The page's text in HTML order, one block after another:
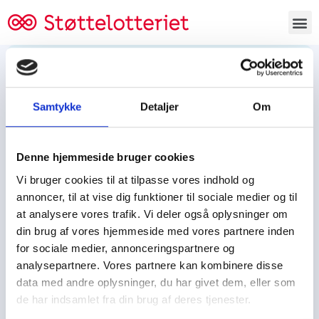
Samtykke Detaljer Om
Denne hjemmeside bruger cookies
Vi bruger cookies til at tilpasse vores indhold og
annoncer, til at vise dig funktioner til sociale medier og til
at analysere vores trafik. Vi deler også oplysninger om
din brug af vores hjemmeside med vores partnere inden
for sociale medier, annonceringspartnere og
analysepartnere. Vores partnere kan kombinere disse
data med andre oplysninger, du har givet dem, eller som
de har indsamlet fra din brug af deres tjenester.
Tjen penge og støt
Tjen penge til:
Spejdere/spejdergruppen/FDF’ere, m.fl.
Kontor
Tjenpengeogstoet.dk
Ejby Industrivej 91
DK – 2600 Glostrup
CVR: 19347508